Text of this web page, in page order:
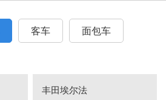
客车 面包车
丰田埃尔法